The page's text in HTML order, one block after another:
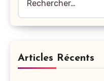
Articles Récents